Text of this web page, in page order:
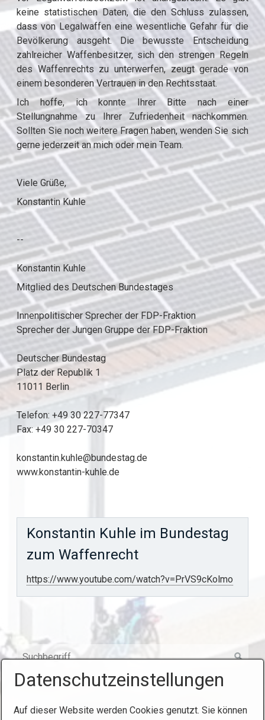
keine statistischen Daten, die den Schluss zulassen,
dass von Legalwaffen eine wesentliche Gefahr für die
Bevölkerung ausgeht. Die bewusste Entscheidung
zahlreicher Waffenbesitzer, sich den strengen Regeln
des Waffenrechts zu unterwerfen, zeugt gerade von
einem besonderen Vertrauen in den Rechtsstaat.
Ich hoffe, ich konnte Ihrer Bitte nach einer
Stellungnahme zu Ihrer Zufriedenheit nachkommen.
Sollten Sie noch weitere Fragen haben, wenden Sie sich
gerne jederzeit an mich oder mein Team.
Viele Grüße,
Konstantin Kuhle
--
Konstantin Kuhle
Mitglied des Deutschen Bundestages
Innenpolitischer Sprecher der FDP-Fraktion
Sprecher der Jungen Gruppe der FDP-Fraktion
Deutscher Bundestag
Platz der Republik 1
11011 Berlin
Telefon: +49 30 227-77347
Fax: +49 30 227-70347
konstantin.kuhle@bundestag.de
www.konstantin-kuhle.de
Konstantin Kuhle im Bundestag
zum Waffenrecht
https://www.youtube.com/watch?v=PrVS9cKolmo
Startseite Kontakt Impressum
Datenschutzeinstellungen
Auf dieser Website werden Cookies genutzt. Sie können